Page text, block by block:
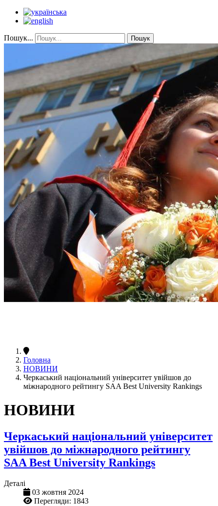
Пошук... Пошук
Головна
НОВИНИ
Черкаський національний університет увійшов до
міжнародного рейтингу SAA Best University Rankings
НОВИНИ
Черкаський національний університет
увійшов до міжнародного рейтингу
SAA Best University Rankings
Деталі
03 жовтня 2024
Перегляди: 1843